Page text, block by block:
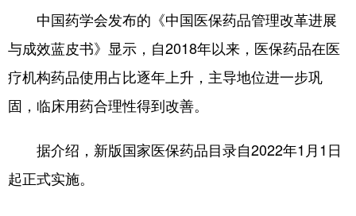
中国药学会发布的《中国医保药品管理改革进展
与成效蓝皮书》显示，自2018年以来，医保药品在医
疗机构药品使用占比逐年上升，主导地位进一步巩
固，临床用药合理性得到改善。
据介绍，新版国家医保药品目录自2022年1月1日
起正式实施。